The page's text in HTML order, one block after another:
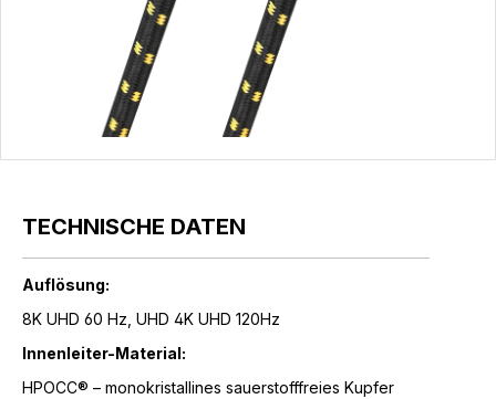
TECHNISCHE DATEN
Auflösung:
8K UHD 60 Hz, UHD 4K UHD 120Hz
Innenleiter-Material:
HPOCC® – monokristallines sauerstofffreies Kupfer